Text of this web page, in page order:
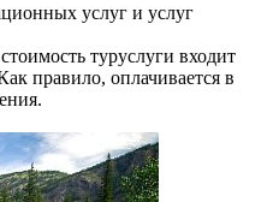
услуг и услуг
туруслуги входит
правило, оплачивается в